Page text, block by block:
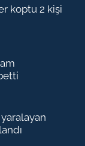
koptu 2 kişi